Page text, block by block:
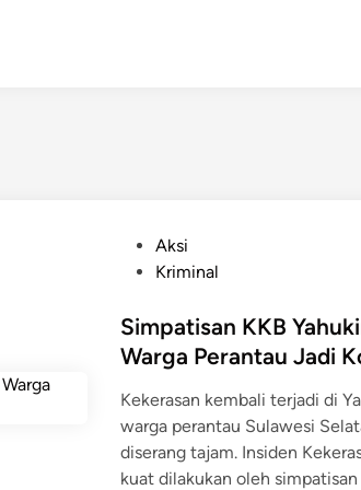
t
e
i
n
Aksi
Kriminal
Simpatisan KKB
Warga Perantau Jadi
Kekerasan kembali terjadi di
warga perantau Sulawesi
diserang tajam. Insiden
kuat dilakukan oleh